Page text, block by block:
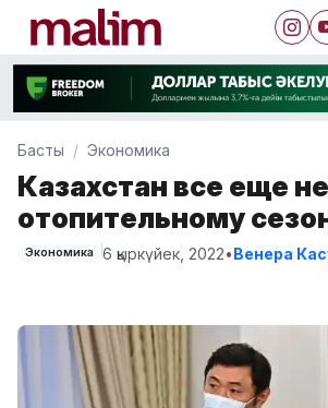
Басты Экономика
Казахстан все еще
отопительному
Экономика 6 қыркүйек, 2022•Венера